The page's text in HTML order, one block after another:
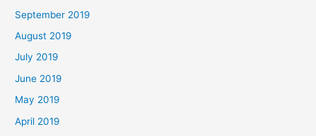
September 2019
August 2019
July 2019
June 2019
May 2019
April 2019